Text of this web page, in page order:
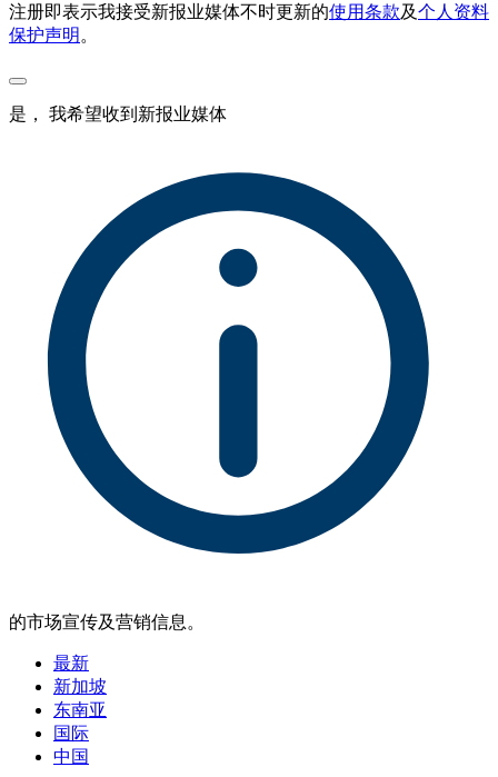
注册即表示我接受新报业媒体不时更新的使用条款及个人资料
保护声明 。
是， 我希望收到新报业媒体
的市场宣传及营销信息。
最新
新加坡
东南亚
国际
中国